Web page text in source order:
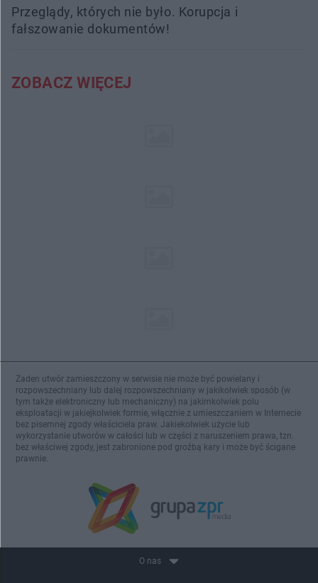
Przeglądy, których nie było. Korupcja i
fałszowanie dokumentów!
ZOBACZ WIĘCEJ
Żaden utwór zamieszczony w serwisie nie może być powielany i
rozpowszechniany lub dalej rozpowszechniany w jakikolwiek sposób (w
tym także elektroniczny lub mechaniczny) na jakimkolwiek polu
eksploatacji w jakiejkolwiek formie, włącznie z umieszczaniem w Internecie
bez pisemnej zgody właściciela praw. Jakiekolwiek użycie lub
wykorzystanie utworów w całości lub w części z naruszeniem prawa, tzn.
bez właściwej zgody, jest zabronione pod groźbą kary i może być ścigane
prawnie.
O nas